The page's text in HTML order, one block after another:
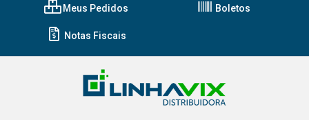
Meus Pedidos Boletos
Notas Fiscais